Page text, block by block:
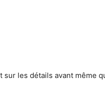
sur les détails avant même